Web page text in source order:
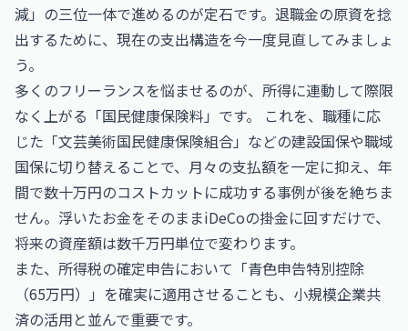
減」の三位一体で進めるのが定石です。退職金の原資を捻
出するために、現在の支出構造を今一度見直してみましょ
う。
多くのフリーランスを悩ませるのが、所得に連動して際限
なく上がる「国民健康保険料」です。 これを、職種に応
じた「文芸美術国民健康保険組合」などの建設国保や職域
国保に切り替えることで、月々の支払額を一定に抑え、年
間で数十万円のコストカットに成功する事例が後を絶ちま
せん。浮いたお金をそのままiDeCoの掛金に回すだけで、
将来の資産額は数千万円単位で変わります。
また、所得税の確定申告において「青色申告特別控除
（65万円）」を確実に適用させることも、小規模企業共
済の活用と並んで重要です。